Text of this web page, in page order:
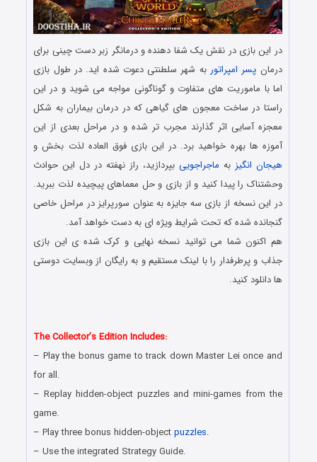
در این بازی در نقش یک شفا دهنده و درمانگر زبر دست چینی برای
درمان پسر امپراتور به شهر سلطنتی دعوت شده اید. در طول بازی
اما با ماموریت های متفاوت و گوناگونی مواجه می شوید و در این
راستا در ساخت معجون های گیاهی که در درمان بیماران به شکل
معجزه آسایی اثر گذارند مجرب تر شده و در مراحل بعدی از این
آموزه ها بهره خواهید برد. در این بازی فوق العاده لذت بخش و
هیجان انگیز به ماجراجویی بپردازید، راز نهفته در دل این حوادث
وحشتناک را پیدا کنید و از بازی و حل معماهای پیچیده لذت ببرید.
در این نسخه از بازی سه جایزه به عنوان سورپرایز در مراحل خاصی
گنجانده شده که تحت شرایط ویژه ای به دست خواهد آمد.
هم اکنون شما می توانید نسخه نهایی و کرک شده ی این بازی
جذاب و پرطرفدار را با لینک مستقیم و به رایگان از وبسایت دوستی
ها دانلود کنید.
The Collector’s Edition Includes:
– Play the bonus game to track down Master Lei once and
for all.
– Replay hidden-object puzzles and mini-games from the
game.
– Play three bonus hidden-objectpuzzles.
– Use the integrated Strategy Guide.